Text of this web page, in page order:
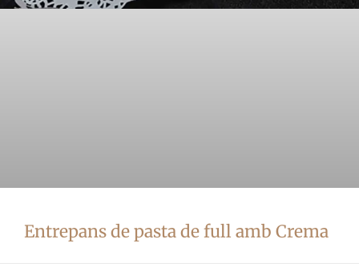
Entrepans de pasta de full amb Crema